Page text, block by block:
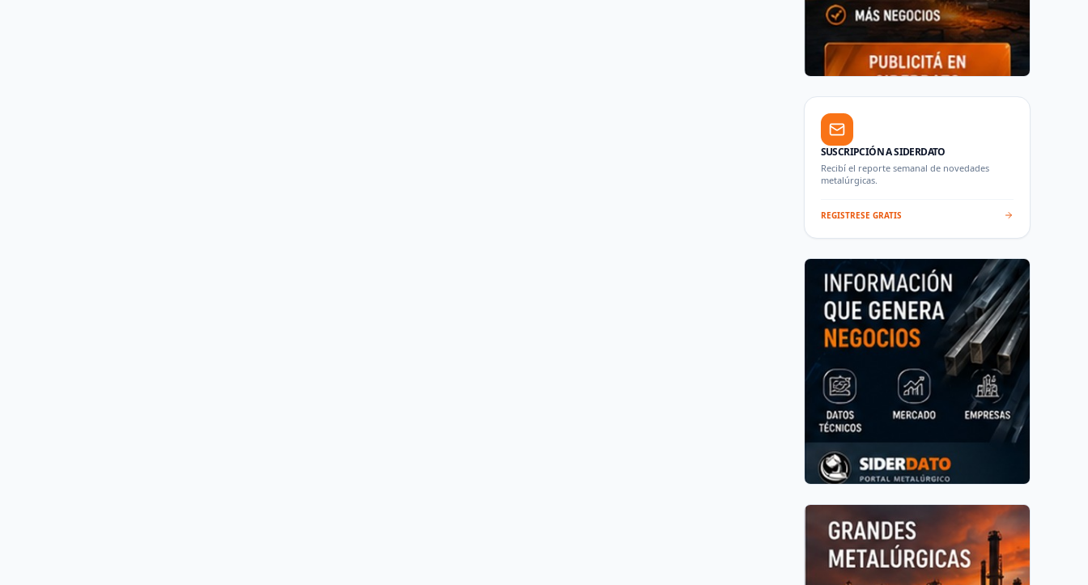
SUSCRIPCIÓN A SIDERDATO
Recibí el reporte semanal de novedades
metalúrgicas.
REGISTRESE GRATIS